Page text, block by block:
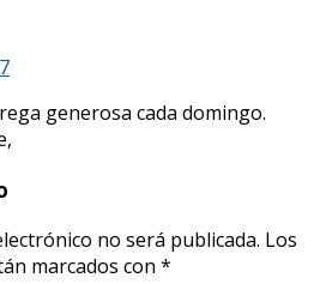
generosa cada domingo.
no será publicada. Los
marcados con *